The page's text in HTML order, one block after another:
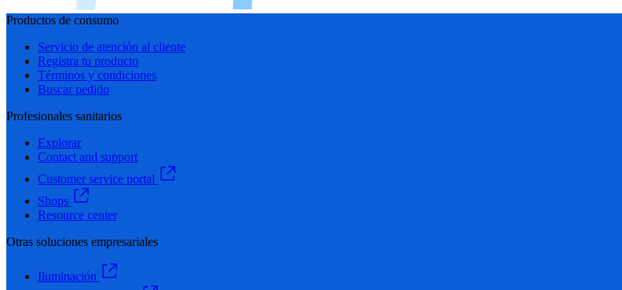
Productos de consumo
Servicio de atención al cliente
Registra tu producto
Términos y condiciones
Buscar pedido
Profesionales sanitarios
Explorar
Contact and support
Customer service portal
Shops
Resource center
Otras soluciones empresariales
Iluminación